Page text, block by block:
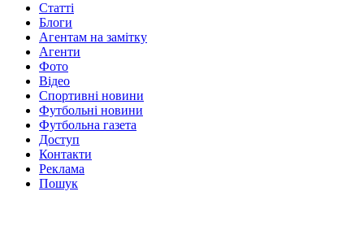
Статті
Блоги
Агентам на замітку
Агенти
Фото
Відео
Спортивні новини
Футбольні новини
Футбольна газета
Доступ
Контакти
Реклама
Пошук